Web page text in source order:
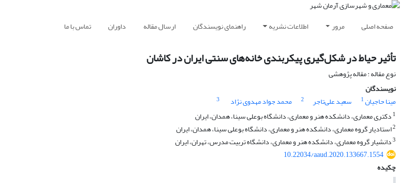
صفحه اصلی مرور اطلاعات نشریه راهنمای نویسندگان ارسال مقاله داوران تماس با ما
تأثیر حیاط در شکل‌گیری پیکربندی خانه‌های سنتی ایران در کاشان
نوع مقاله : مقاله پژوهشی
نویسندگان
مینا حاجیان1 سعید علی‌تاجر 2 محمد جواد مهدوی نژاد
3
1 دکتری معماری، دانشکده هنر و معماری، دانشگاه بوعلی سینا، همدان، ایران
2استادیار گروه معماری، دانشکده هنر و معماری، دانشگاه بوعلی سینا، همدان، ایران
3دانشیار گروه معماری، دانشکده هنر و معماری، دانشگاه تربیت مدرس، تهران، ایران
10.22034/aaud.2020.133667.1554
چکیده